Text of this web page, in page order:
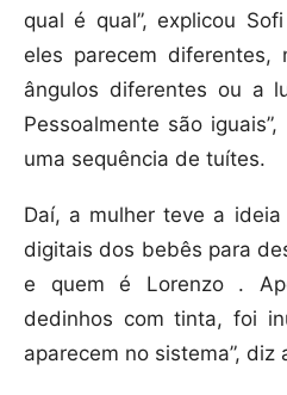
qual é qual”, explicou
eles parecem
ângulos diferentes ou a
Pessoalmente são
uma sequência de tuítes.
Daí, a mulher teve a
digitais dos bebês para
e quem é Lorenzo .
dedinhos com tinta, foi
aparecem no sistema”, diz